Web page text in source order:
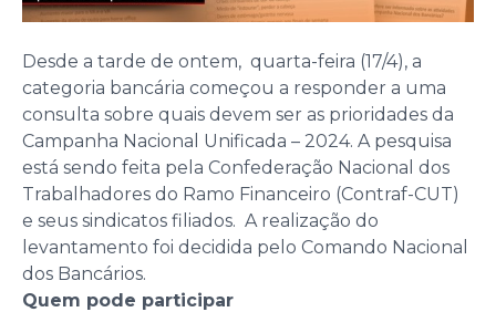
Desde a tarde de ontem, quarta-feira (17/4), a
categoria bancária começou a responder a uma
consulta sobre quais devem ser as prioridades da
Campanha Nacional Unificada – 2024. A pesquisa
está sendo feita pela Confederação Nacional dos
Trabalhadores do Ramo Financeiro (Contraf-CUT)
e seus sindicatos filiados. A realização do
levantamento foi decidida pelo Comando Nacional
dos Bancários.
Quem pode participar